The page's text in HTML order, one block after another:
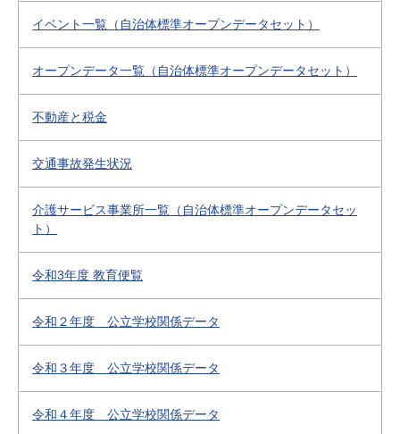
イベント一覧（自治体標準オープンデータセット）
オープンデータ一覧（自治体標準オープンデータセット）
不動産と税金
交通事故発生状況
介護サービス事業所一覧（自治体標準オープンデータセッ
ト）
令和3年度 教育便覧
令和２年度 公立学校関係データ
令和３年度 公立学校関係データ
令和４年度 公立学校関係データ